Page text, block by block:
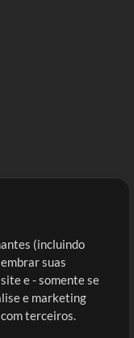
se
(incluindo
suas
e - somente se
e marketing
terceiros.